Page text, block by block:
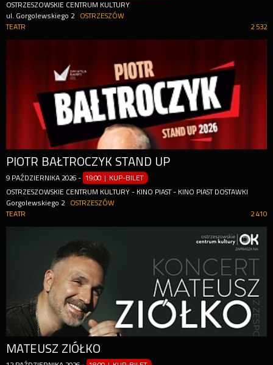
OSTRZESZOWSKIE CENTRUM KULTURY
ul. Gorgolewskiego 2
OSTRZESZÓW
2 532
TEATR
PIOTR BAŁTROCZYK STAND UP
9 PAŹDZIERNIKA 2026 - 19:00 | KUP-BILET
OSTRZESZOWSKIE CENTRUM KULTURY - KINO PIAST - KINO PIAST DOSTAWKI
Gorgolewskiego 2
OSTRZESZÓW
2 410
TEATR
MATEUSZ ZIÓŁKO